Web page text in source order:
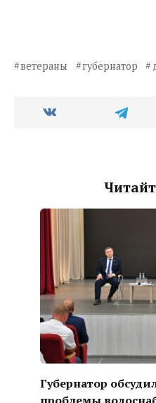
ветераны губернатор
Губернатор